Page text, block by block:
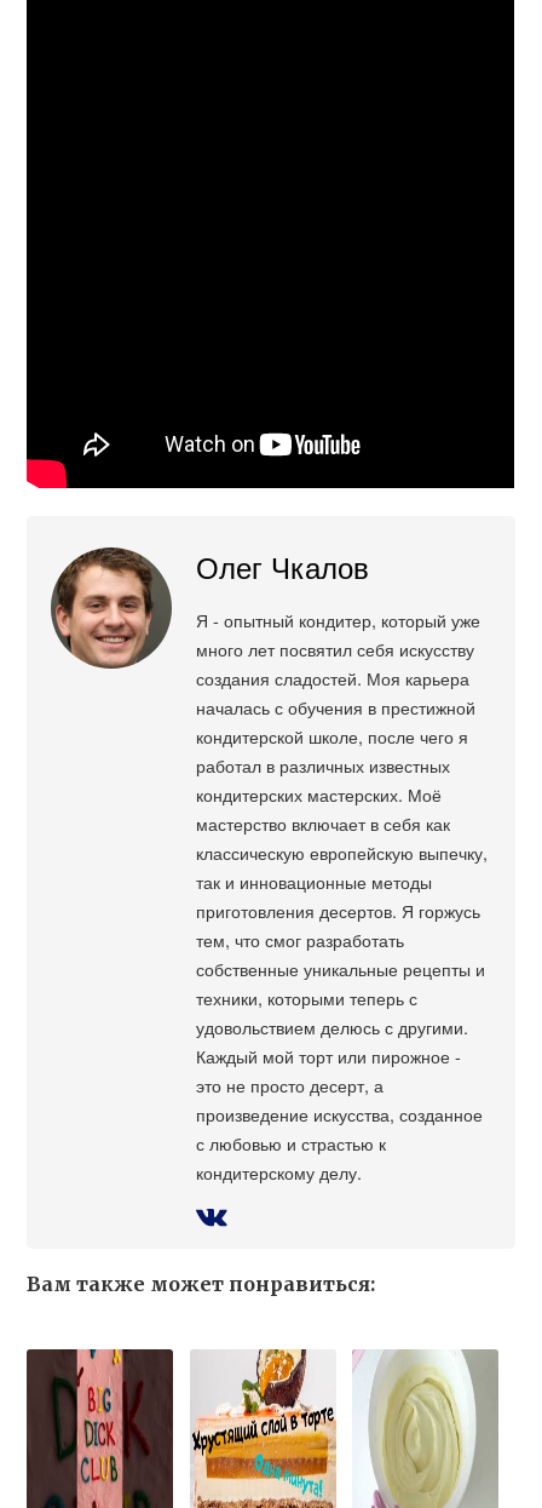
Олег Чкалов
Я - опытный кондитер, который уже
много лет посвятил себя искусству
создания сладостей. Моя карьера
началась с обучения в престижной
кондитерской школе, после чего я
работал в различных известных
кондитерских мастерских. Моё
мастерство включает в себя как
классическую европейскую выпечку,
так и инновационные методы
приготовления десертов. Я горжусь
тем, что смог разработать
собственные уникальные рецепты и
техники, которыми теперь с
удовольствием делюсь с другими.
Каждый мой торт или пирожное -
это не просто десерт, а
произведение искусства, созданное
с любовью и страстью к
кондитерскому делу.
Вам также может понравиться: